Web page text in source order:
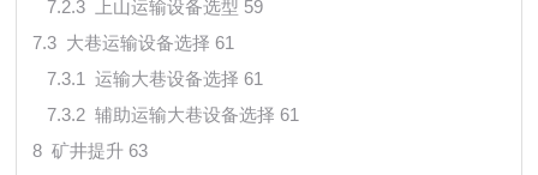
7.2.3 上山运输设备选型 59
7.3 大巷运输设备选择 61
7.3.1 运输大巷设备选择 61
7.3.2 辅助运输大巷设备选择 61
8 矿井提升 63